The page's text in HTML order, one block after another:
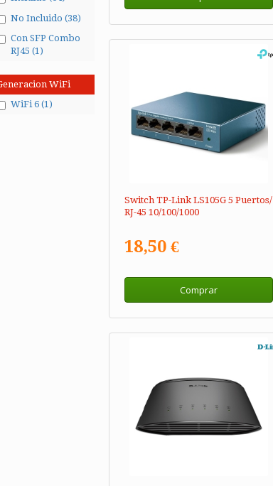
No Incluido (38)
Con SFP Combo
RJ45 (1)
WiFi
WiFi 6 (1)
Switch TP-Link LS105G 5 Puertos/
RJ-45 10/100/1000
18,50 €
Comprar